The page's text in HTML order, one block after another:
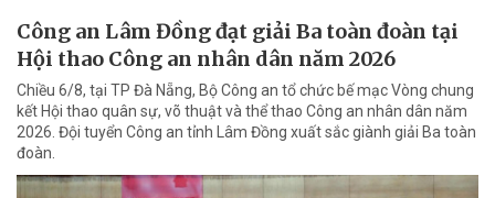
Công an Lâm Đồng đạt giải Ba toàn đoàn tại
Hội thao Công an nhân dân năm 2026
Chiều 6/8, tại TP Đà Nẵng, Bộ Công an tổ chức bế mạc Vòng chung
kết Hội thao quân sự, võ thuật và thể thao Công an nhân dân năm
2026. Đội tuyển Công an tỉnh Lâm Đồng xuất sắc giành giải Ba toàn
đoàn.